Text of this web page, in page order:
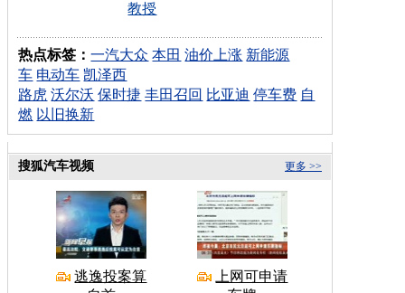
教授
热点标签：一汽大众 本田 油价上涨 新能源
车 电动车 凯泽西
路虎 沃尔沃 保时捷 丰田召回 比亚迪 停车费 自
燃 以旧换新
更多 >>
搜狐汽车视频
逃逸投案算
上网可申请